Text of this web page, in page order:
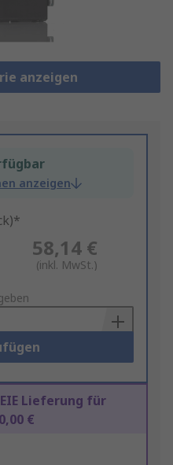
anzeigen
anzeigen
58,14 €
(inkl. MwSt.)
Lieferung für
€